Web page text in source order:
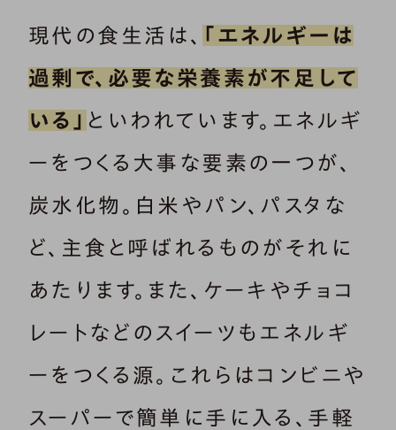
現代の食生活は、 「エネルギーは
過剰で、必要な栄養素が不足して
いる」 といわれています。エネルギ
ーをつくる大事な要素の一つが、
炭水化物。白米やパン、パスタな
ど、主食と呼ばれるものがそれに
あたります。また、ケーキやチョコ
レートなどのスイーツもエネルギ
ーをつくる源。これらはコンビニや
スーパーで簡単に手に入る、手軽